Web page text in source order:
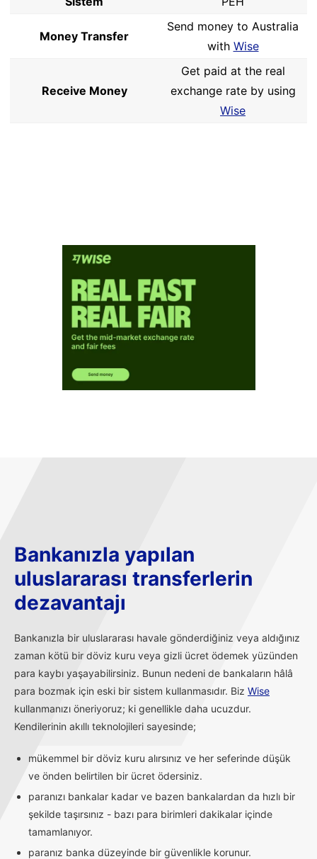
Money Transfer
Send money to Australia
with Wise
Receive Money
Get paid at the real
exchange rate by using
Wise
Bankanızla yapılan
uluslararası transferlerin
dezavantajı
Bankanızla bir uluslararası havale gönderdiğiniz veya aldığınız
zaman kötü bir döviz kuru veya gizli ücret ödemek yüzünden
para kaybı yaşayabilirsiniz. Bunun nedeni de bankaların hâlâ
para bozmak için eski bir sistem kullanmasıdır. Biz Wise
kullanmanızı öneriyoruz; ki genellikle daha ucuzdur.
Kendilerinin akıllı teknolojileri sayesinde;
mükemmel bir döviz kuru alırsınız ve her seferinde düşük
ve önden belirtilen bir ücret ödersiniz.
paranızı bankalar kadar ve bazen bankalardan da hızlı bir
şekilde taşırsınız - bazı para birimleri dakikalar içinde
tamamlanıyor.
paranız banka düzeyinde bir güvenlikle korunur.